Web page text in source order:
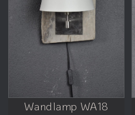
Wandlamp WA18